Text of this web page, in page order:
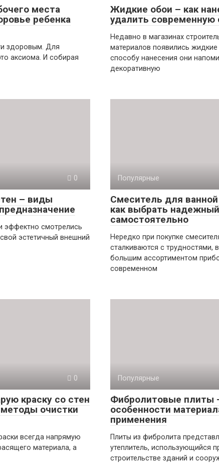
места
ребенка
здоровым. Для
аксиома. И собирая
Жидкие обои – как
удалить современную
Недавно в магазинах
материалов появились
способу нанесения они
декоративную
0
– виды
эффектно смотрелись
эстетичный внешний
Популярные
Смеситель для
как выбрать
самостоятельно
Нередко при покупке
сталкиваются с трудностями,
большим ассортиментом
современном
0
краску со стен
очистки
всегда напрямую
материала, а
Популярные
Фибролитовые плиты
особенности
применения
Плиты из фибролита
утеплитель, использующийся
строительстве зданий и